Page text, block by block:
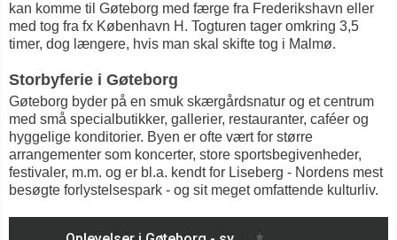
kan komme til Gøteborg med færge fra Frederikshavn eller
med tog fra fx København H. Togturen tager omkring 3,5
timer, dog længere, hvis man skal skifte tog i Malmø.
Storbyferie i Gøteborg
Gøteborg byder på en smuk skærgårdsnatur og et centrum
med små specialbutikker, gallerier, restauranter, caféer og
hyggelige konditorier. Byen er ofte vært for større
arrangementer som koncerter, store sportsbegivenheder,
festivaler, m.m. og er bl.a. kendt for Liseberg - Nordens mest
besøgte forlystelsespark - og sit meget omfattende kulturliv.